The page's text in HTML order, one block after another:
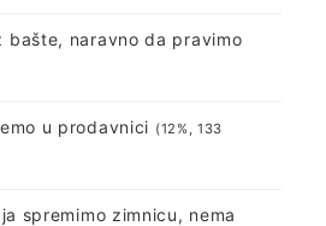
bašte, naravno da pravimo
u prodavnici (12%, 133
spremimo zimnicu, nema